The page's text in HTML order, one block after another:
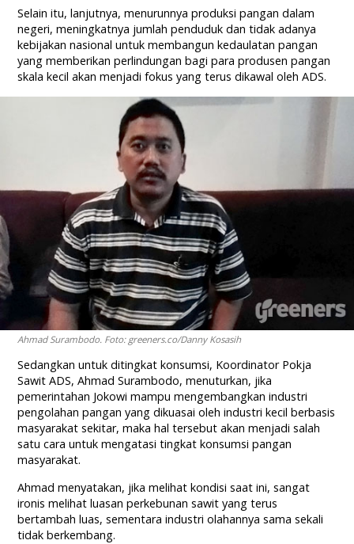
Selain itu, lanjutnya, menurunnya produksi pangan dalam
negeri, meningkatnya jumlah penduduk dan tidak adanya
kebijakan nasional untuk membangun kedaulatan pangan
yang memberikan perlindungan bagi para produsen pangan
skala kecil akan menjadi fokus yang terus dikawal oleh ADS.
Ahmad Surambodo. Foto: greeners.co/Danny Kosasih
Sedangkan untuk ditingkat konsumsi, Koordinator Pokja
Sawit ADS, Ahmad Surambodo, menuturkan, jika
pemerintahan Jokowi mampu mengembangkan industri
pengolahan pangan yang dikuasai oleh industri kecil berbasis
masyarakat sekitar, maka hal tersebut akan menjadi salah
satu cara untuk mengatasi tingkat konsumsi pangan
masyarakat.
Ahmad menyatakan, jika melihat kondisi saat ini, sangat
ironis melihat luasan perkebunan sawit yang terus
bertambah luas, sementara industri olahannya sama sekali
tidak berkembang.